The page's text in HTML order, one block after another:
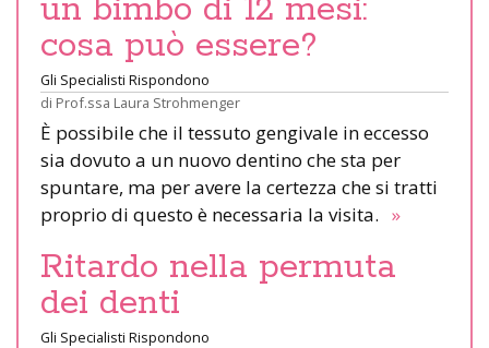
un bimbo di 12 mesi:
cosa può essere?
Gli Specialisti Rispondono
di Prof.ssa Laura Strohmenger
È possibile che il tessuto gengivale in eccesso
sia dovuto a un nuovo dentino che sta per
spuntare, ma per avere la certezza che si tratti
proprio di questo è necessaria la visita. »
Ritardo nella permuta
dei denti
Gli Specialisti Rispondono